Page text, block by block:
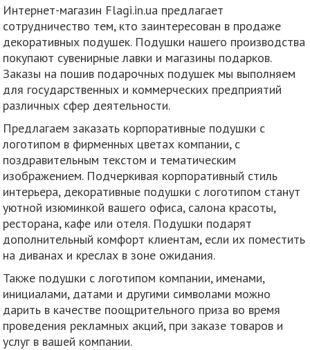
Интернет-магазин Flagi.in.ua предлагает
сотрудничество тем, кто заинтересован в продаже
декоративных подушек. Подушки нашего производства
покупают сувенирные лавки и магазины подарков.
Заказы на пошив подарочных подушек мы выполняем
для государственных и коммерческих предприятий
различных сфер деятельности.
Предлагаем заказать корпоративные подушки с
логотипом в фирменных цветах компании, с
поздравительным текстом и тематическим
изображением. Подчеркивая корпоративный стиль
интерьера, декоративные подушки с логотипом станут
уютной изюминкой вашего офиса, салона красоты,
ресторана, кафе или отеля. Подушки подарят
дополнительный комфорт клиентам, если их поместить
на диванах и креслах в зоне ожидания.
Также подушки с логотипом компании, именами,
инициалами, датами и другими символами можно
дарить в качестве поощрительного приза во время
проведения рекламных акций, при заказе товаров и
услуг в вашей компании.